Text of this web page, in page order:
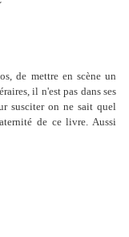
de mettre en scène un
il n'est pas dans ses
susciter on ne sait quel
de ce livre. Aussi